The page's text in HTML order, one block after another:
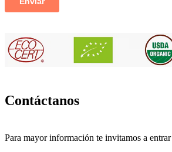
Contáctanos
Para mayor información te invitamos a